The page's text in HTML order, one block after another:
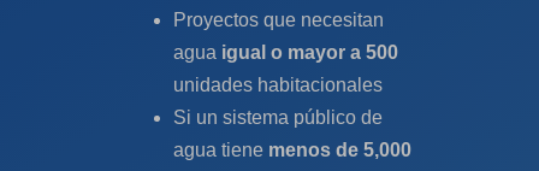
Proyectos que necesitan
agua igual o mayor a 500
unidades habitacionales
Si un sistema público de
agua tiene menos de 5,000